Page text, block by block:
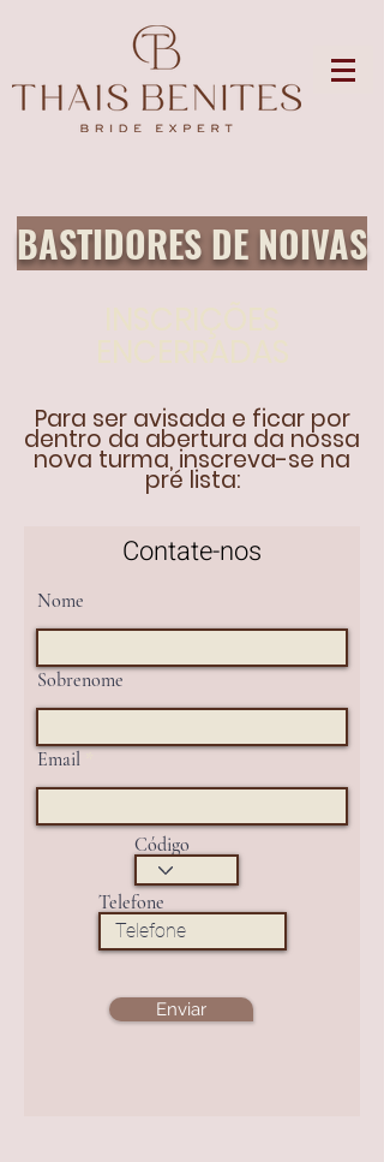
BASTIDORES DE NOIVAS
Para ser avisada e ficar por
dentro da abertura da nossa
nova turma, inscreva-se na
pré lista:
Contate-nos
Nome
Sobrenome
Email
Código
Telefone
Enviar